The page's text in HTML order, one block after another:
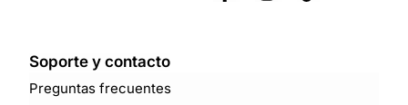
Soporte y contacto
Preguntas frecuentes